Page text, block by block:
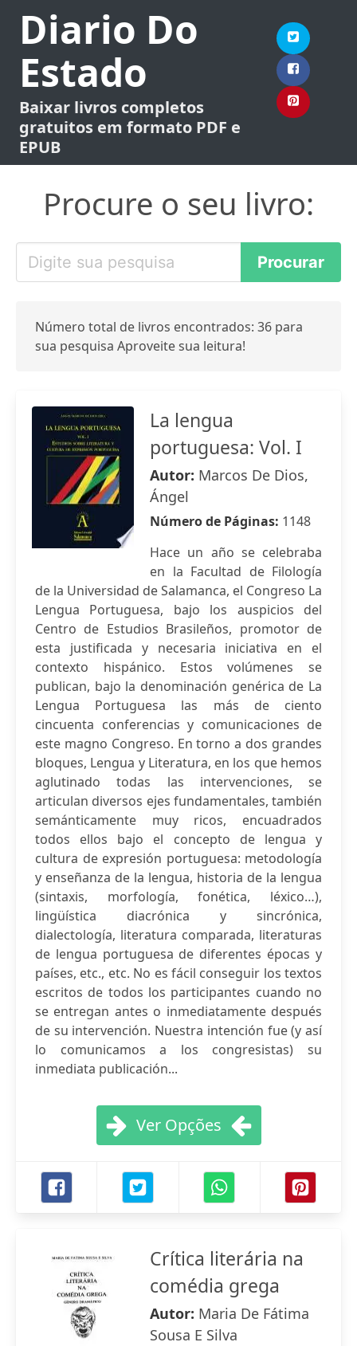
Diario Do
Estado
Baixar livros completos
gratuitos em formato PDF e
EPUB
Procure o seu livro:
Número total de livros encontrados: 36 para
sua pesquisa Aproveite sua leitura!
La lengua
portuguesa: Vol. I
Autor: Marcos De Dios,
Ángel
Número de Páginas: 1148
Hace un año se celebraba
en la Facultad de Filología
de la Universidad de Salamanca, el Congreso La
Lengua Portuguesa, bajo los auspicios del
Centro de Estudios Brasileños, promotor de
esta justificada y necesaria iniciativa en el
contexto hispánico. Estos volúmenes se
publican, bajo la denominación genérica de La
Lengua Portuguesa las más de ciento
cincuenta conferencias y comunicaciones de
este magno Congreso. En torno a dos grandes
bloques, Lengua y Literatura, en los que hemos
aglutinado todas las intervenciones, se
articulan diversos ejes fundamentales, también
semánticamente muy ricos, encuadrados
todos ellos bajo el concepto de lengua y
cultura de expresión portuguesa: metodología
y enseñanza de la lengua, historia de la lengua
(sintaxis, morfología, fonética, léxico…),
lingüística diacrónica y sincrónica,
dialectología, literatura comparada, literaturas
de lengua portuguesa de diferentes épocas y
países, etc., etc. No es fácil conseguir los textos
escritos de todos los participantes cuando no
se entregan antes o inmediatamente después
de su intervención. Nuestra intención fue (y así
lo comunicamos a los congresistas) su
inmediata publicación...
Ver Opções
Crítica literária na
comédia grega
Autor: Maria De Fátima
Sousa E Silva